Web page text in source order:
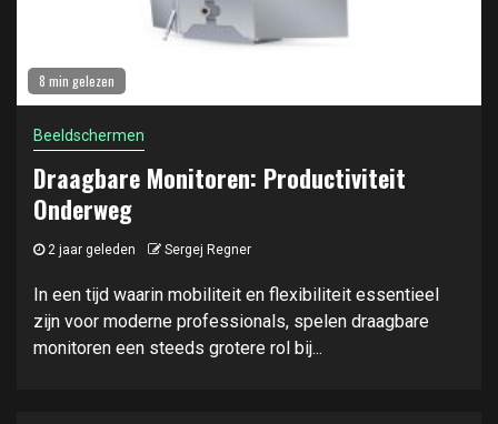
8 min gelezen
Beeldschermen
Draagbare Monitoren: Productiviteit
Onderweg
2 jaar geleden Sergej Regner
In een tijd waarin mobiliteit en flexibiliteit essentieel
zijn voor moderne professionals, spelen draagbare
monitoren een steeds grotere rol bij...